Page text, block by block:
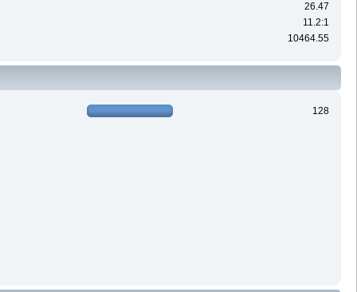
26.47
11.2:1
10464.55
128